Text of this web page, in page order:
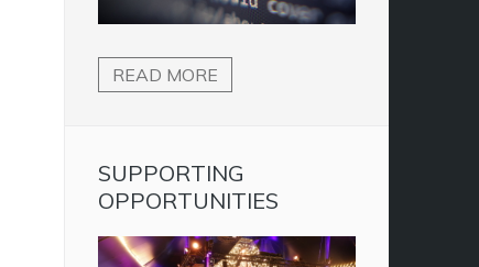
READ MORE
SUPPORTING
OPPORTUNITIES